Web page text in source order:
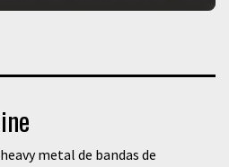
metal de bandas de